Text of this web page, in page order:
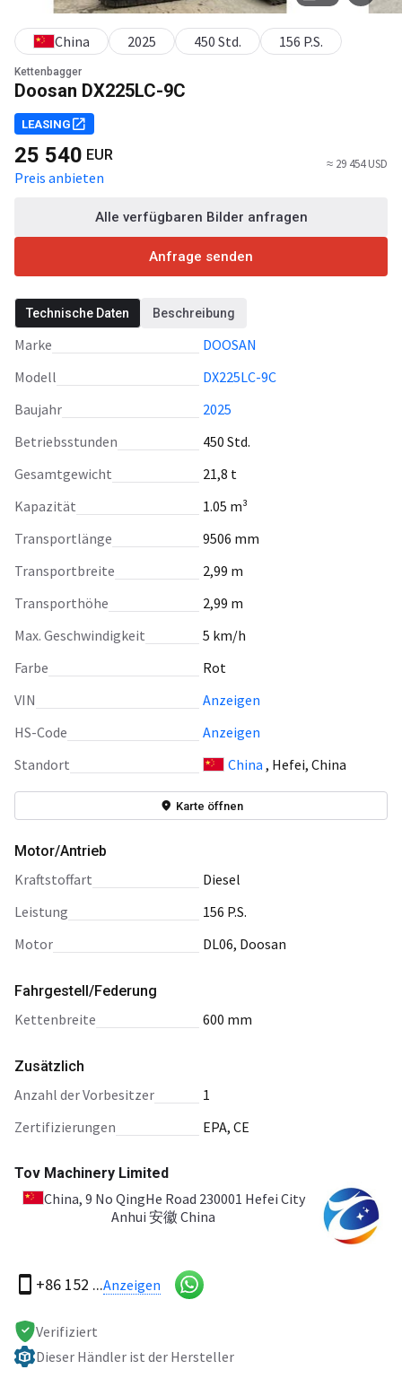
Kettenbagger
Doosan DX225LC-9C
China 2025 450 Std. 156 P.S.
LEASING
25 540 EUR
Preis anbieten
≈ 29 454 USD
Alle verfügbaren Bilder anfragen
Anfrage senden
Technische Daten Beschreibung
Marke
DOOSAN
Modell
DX225LC-9C
Baujahr
2025
Betriebsstunden
450 Std.
Gesamtgewicht
21,8 t
Kapazität
1.05 m³
Transportlänge
9506 mm
Transportbreite
2,99 m
Transporthöhe
2,99 m
Max. Geschwindigkeit
5 km/h
Farbe
Rot
VIN
Anzeigen
HS-Code
Anzeigen
Standort
China , Hefei, China
Karte öffnen
Motor/Antrieb
Kraftstoffart
Diesel
Leistung
156 P.S.
Motor
DL06, Doosan
Fahrgestell/Federung
Kettenbreite 600 mm
Zusätzlich
Anzahl der Vorbesitzer
1
Zertifizierungen
EPA, CE
Tov Machinery Limited
China, 9 No QingHe Road 230001 Hefei City
Anhui 安徽 China
+86 152 ...Anzeigen
Verifiziert
Dieser Händler ist der Hersteller